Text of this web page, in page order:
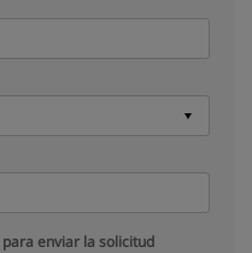
para enviar la solicitud